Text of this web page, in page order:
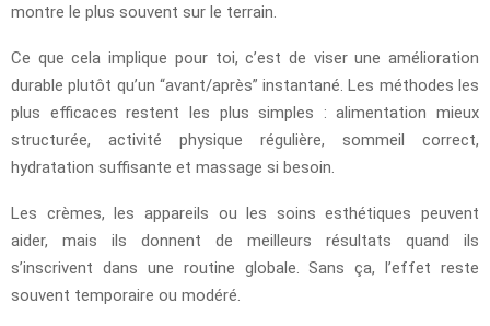
montre le plus souvent sur le terrain.
Ce que cela implique pour toi, c’est de viser une amélioration
durable plutôt qu’un “avant/après” instantané. Les méthodes les
plus efficaces restent les plus simples : alimentation mieux
structurée, activité physique régulière, sommeil correct,
hydratation suffisante et massage si besoin.
Les crèmes, les appareils ou les soins esthétiques peuvent
aider, mais ils donnent de meilleurs résultats quand ils
s’inscrivent dans une routine globale. Sans ça, l’effet reste
souvent temporaire ou modéré.